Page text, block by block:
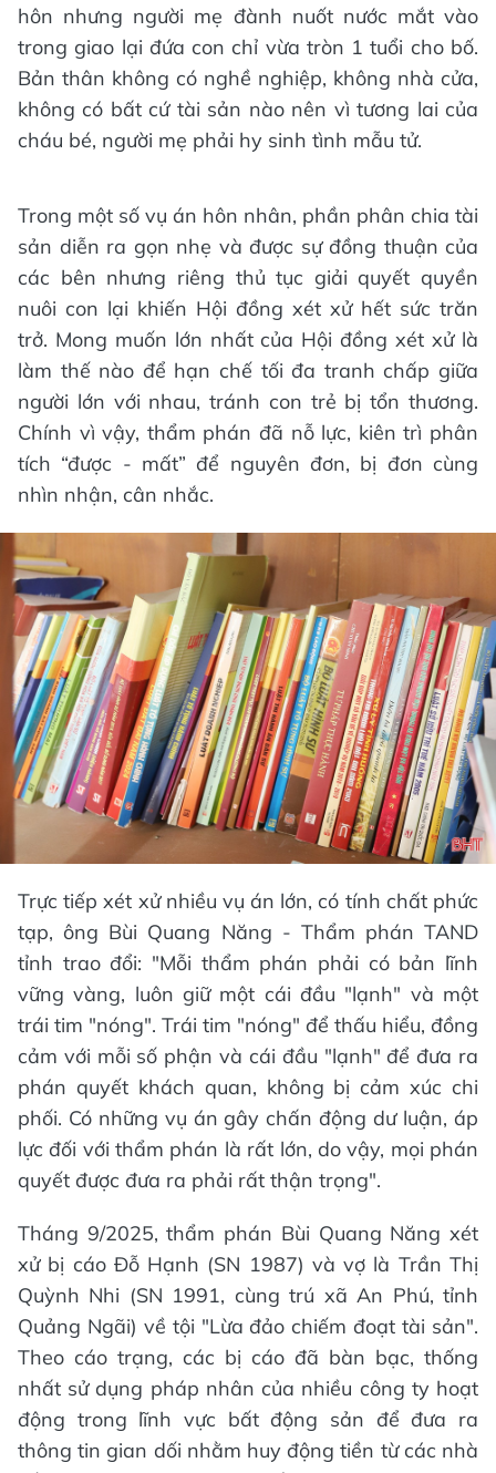
hôn nhưng người mẹ đành nuốt nước mắt vào
trong giao lại đứa con chỉ vừa tròn 1 tuổi cho bố.
Bản thân không có nghề nghiệp, không nhà cửa,
không có bất cứ tài sản nào nên vì tương lai của
cháu bé, người mẹ phải hy sinh tình mẫu tử.
Trong một số vụ án hôn nhân, phần phân chia tài
sản diễn ra gọn nhẹ và được sự đồng thuận của
các bên nhưng riêng thủ tục giải quyết quyền
nuôi con lại khiến Hội đồng xét xử hết sức trăn
trở. Mong muốn lớn nhất của Hội đồng xét xử là
làm thế nào để hạn chế tối đa tranh chấp giữa
người lớn với nhau, tránh con trẻ bị tổn thương.
Chính vì vậy, thẩm phán đã nỗ lực, kiên trì phân
tích “được - mất” để nguyên đơn, bị đơn cùng
nhìn nhận, cân nhắc.
Trực tiếp xét xử nhiều vụ án lớn, có tính chất phức
tạp, ông Bùi Quang Năng - Thẩm phán TAND
tỉnh trao đổi: "Mỗi thẩm phán phải có bản lĩnh
vững vàng, luôn giữ một cái đầu "lạnh" và một
trái tim "nóng". Trái tim "nóng" để thấu hiểu, đồng
cảm với mỗi số phận và cái đầu "lạnh" để đưa ra
phán quyết khách quan, không bị cảm xúc chi
phối. Có những vụ án gây chấn động dư luận, áp
lực đối với thẩm phán là rất lớn, do vậy, mọi phán
quyết được đưa ra phải rất thận trọng".
Tháng 9/2025, thẩm phán Bùi Quang Năng xét
xử bị cáo Đỗ Hạnh (SN 1987) và vợ là Trần Thị
Quỳnh Nhi (SN 1991, cùng trú xã An Phú, tỉnh
Quảng Ngãi) về tội "Lừa đảo chiếm đoạt tài sản".
Theo cáo trạng, các bị cáo đã bàn bạc, thống
nhất sử dụng pháp nhân của nhiều công ty hoạt
động trong lĩnh vực bất động sản để đưa ra
thông tin gian dối nhằm huy động tiền từ các nhà